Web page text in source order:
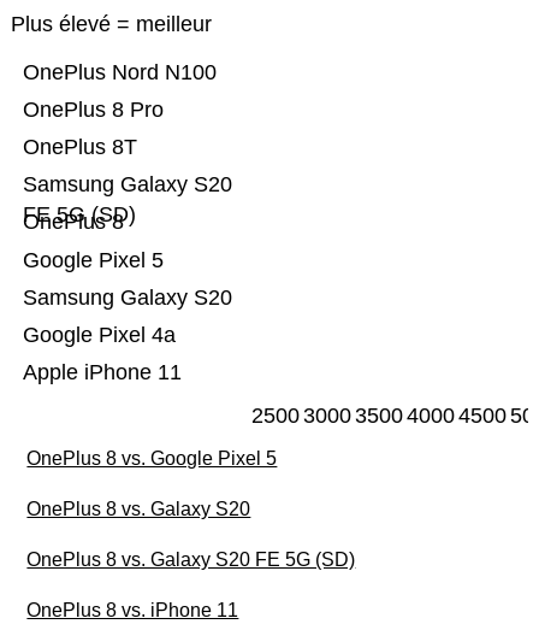
Plus élevé = meilleur
Apple iPhone 11
Google Pixel 4a
Samsung Galaxy S20
Google Pixel 5
OnePlus 8
Samsung Galaxy S20
FE 5G (SD)
OnePlus 8T
OnePlus 8 Pro
OnePlus Nord N100
25003000350040004500
OnePlus 8 vs. Google Pixel 5
OnePlus 8 vs. Galaxy S20
OnePlus 8 vs. Galaxy S20 FE 5G (SD)
OnePlus 8 vs. iPhone 11